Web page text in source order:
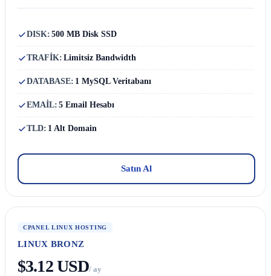
DISK: 500 MB Disk SSD
TRAFİK: Limitsiz Bandwidth
DATABASE: 1 MySQL Veritabanı
EMAİL: 5 Email Hesabı
TLD: 1 Alt Domain
Satın Al
CPANEL LINUX HOSTING
LINUX BRONZ
$3.12 USD/ ay